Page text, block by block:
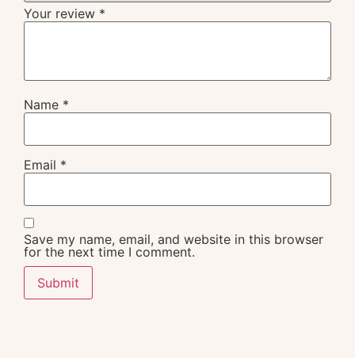
Your review *
Name *
Email *
Save my name, email, and website in this browser
for the next time I comment.